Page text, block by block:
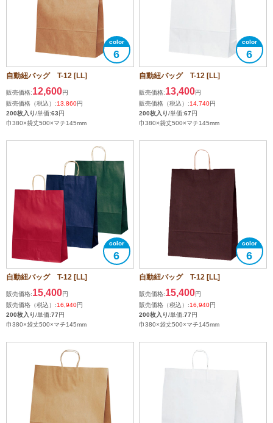
6
自動紐バッグ T-12 [LL]
販売価格:12,600円
販売価格（税込）:13,860円
200枚入り/単価:63円
巾380×袋丈500×マチ145mm
6
自動紐バッグ T-12 [LL]
販売価格:13,400円
販売価格（税込）:14,740円
200枚入り/単価:67円
巾380×袋丈500×マチ145mm
6
自動紐バッグ T-12 [LL]
販売価格:15,400円
販売価格（税込）:16,940円
200枚入り/単価:77円
巾380×袋丈500×マチ145mm
6
自動紐バッグ T-12 [LL]
販売価格:15,400円
販売価格（税込）:16,940円
200枚入り/単価:77円
巾380×袋丈500×マチ145mm